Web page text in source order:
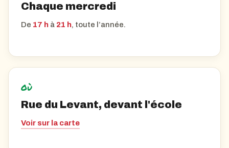
Chaque mercredi
De 17 h à 21 h, toute l’année.
Où
Rue du Levant, devant l'école
Voir sur la carte